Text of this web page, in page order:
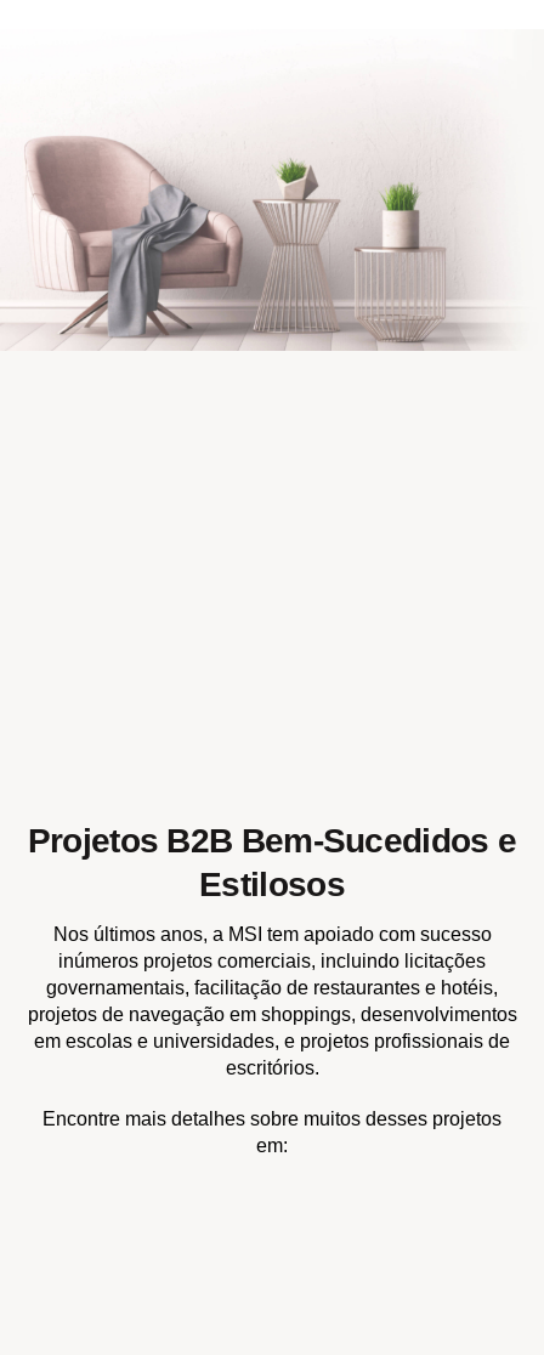
Projetos B2B Bem-Sucedidos e
Estilosos
Nos últimos anos, a MSI tem apoiado com sucesso
inúmeros projetos comerciais, incluindo licitações
governamentais, facilitação de restaurantes e hotéis,
projetos de navegação em shoppings, desenvolvimentos
em escolas e universidades, e projetos profissionais de
escritórios.
Encontre mais detalhes sobre muitos desses projetos
em: